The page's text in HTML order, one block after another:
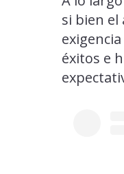
si bien
éxitos e